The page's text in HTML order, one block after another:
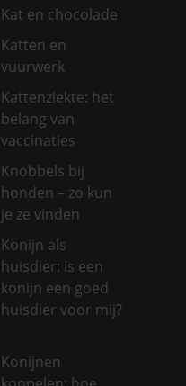
Kat en chocolade
Katten en
vuurwerk
Kattenziekte: het
belang van
vaccinaties
Knobbels bij
honden – zo kun
je ze vinden
Konijn als
huisdier: is een
konijn een goed
huisdier voor mij?
Konijnen